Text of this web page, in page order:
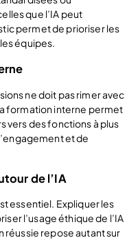
que l’IA peut
permet de prioriser les
équipes.
ne doit pas rimer avec
formation interne permet
vers des fonctions à plus
et de
de l’IA
essentiel. Expliquer les
l’usage éthique de l’IA
réussie repose autant sur